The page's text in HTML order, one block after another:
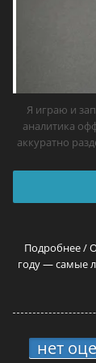
Я играю и
аналитика
аккуратно
Подробнее /
году — самые
нет